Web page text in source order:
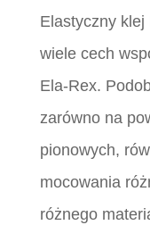
Elastyczny
wiele cech
Ela-Rex.
zarówno na
pionowych,
mocowania
różnego